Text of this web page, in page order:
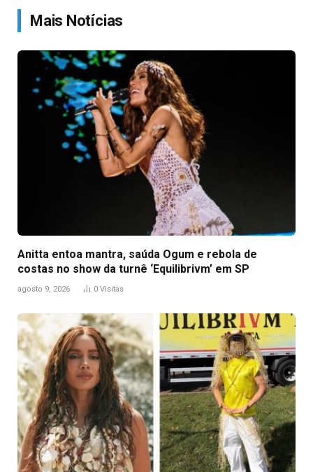
Mais Notícias
Anitta entoa mantra, saúda Ogum e rebola de
costas no show da turnê ‘Equilibrivm’ em SP
agosto 9, 2026 0 Visitas